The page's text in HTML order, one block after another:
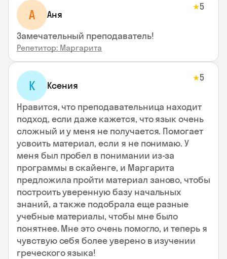
А Аня
★5
Замечательный преподаватель!
Репетитор: Маргарита
К Ксения
★5
Нравится, что преподавательница находит
подход, если даже кажется, что язык очень
сложный и у меня не получается. Помогает
усвоить материал, если я не понимаю. У
меня был пробел в понимании из-за
программы в скайенге, и Маргарита
предложила пройти материал заново, чтобы
построить уверенную базу начальных
знаний, а также подобрала еще разные
учебные материалы, чтобы мне было
понятнее. Мне это очень помогло, и теперь я
чувствую себя более уверено в изучении
греческого языка!